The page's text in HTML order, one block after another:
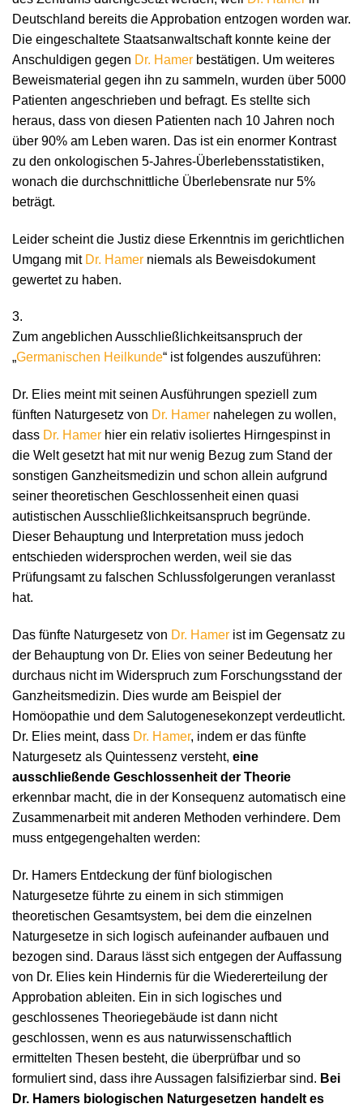
Deutschland bereits die Approbation entzogen worden war.
Die eingeschaltete Staatsanwaltschaft konnte keine der
Anschuldigen gegen Dr. Hamer bestätigen. Um weiteres
Beweismaterial gegen ihn zu sammeln, wurden über 5000
Patienten angeschrieben und befragt. Es stellte sich
heraus, dass von diesen Patienten nach 10 Jahren noch
über 90% am Leben waren. Das ist ein enormer Kontrast
zu den onkologischen 5-Jahres-Überlebensstatistiken,
wonach die durchschnittliche Überlebensrate nur 5%
beträgt.
Leider scheint die Justiz diese Erkenntnis im gerichtlichen
Umgang mit Dr. Hamer niemals als Beweisdokument
gewertet zu haben.
3.
Zum angeblichen Ausschließlichkeitsanspruch der
„Germanischen Heilkunde“ ist folgendes auszuführen:
Dr. Elies meint mit seinen Ausführungen speziell zum
fünften Naturgesetz von Dr. Hamer nahelegen zu wollen,
dass Dr. Hamer hier ein relativ isoliertes Hirngespinst in
die Welt gesetzt hat mit nur wenig Bezug zum Stand der
sonstigen Ganzheitsmedizin und schon allein aufgrund
seiner theoretischen Geschlossenheit einen quasi
autistischen Ausschließlichkeitsanspruch begründe.
Dieser Behauptung und Interpretation muss jedoch
entschieden widersprochen werden, weil sie das
Prüfungsamt zu falschen Schlussfolgerungen veranlasst
hat.
Das fünfte Naturgesetz von Dr. Hamer ist im Gegensatz zu
der Behauptung von Dr. Elies von seiner Bedeutung her
durchaus nicht im Widerspruch zum Forschungsstand der
Ganzheitsmedizin. Dies wurde am Beispiel der
Homöopathie und dem Salutogenesekonzept verdeutlicht.
Dr. Elies meint, dass Dr. Hamer, indem er das fünfte
Naturgesetz als Quintessenz versteht, eine
ausschließende Geschlossenheit der Theorie
erkennbar macht, die in der Konsequenz automatisch eine
Zusammenarbeit mit anderen Methoden verhindere. Dem
muss entgegengehalten werden:
Dr. Hamers Entdeckung der fünf biologischen
Naturgesetze führte zu einem in sich stimmigen
theoretischen Gesamtsystem, bei dem die einzelnen
Naturgesetze in sich logisch aufeinander aufbauen und
bezogen sind. Daraus lässt sich entgegen der Auffassung
von Dr. Elies kein Hindernis für die Wiedererteilung der
Approbation ableiten. Ein in sich logisches und
geschlossenes Theoriegebäude ist dann nicht
geschlossen, wenn es aus naturwissenschaftlich
ermittelten Thesen besteht, die überprüfbar und so
formuliert sind, dass ihre Aussagen falsifizierbar sind. Bei
Dr. Hamers biologischen Naturgesetzen handelt es